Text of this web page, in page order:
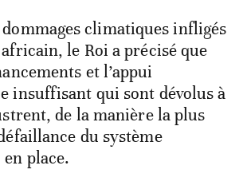
climatiques infligés
le Roi a précisé que
et l’appui
insuffisant qui sont dévolus à
de la manière la plus
du système
place.